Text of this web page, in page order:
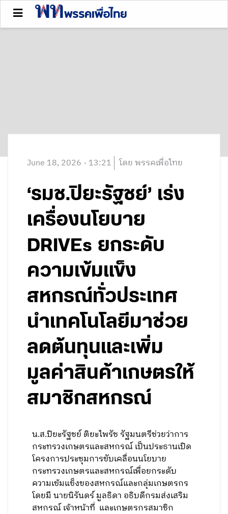
June 18, 2026 - 13:21 โดย พรรคเพื่อไทย
‘รมช.ปิยะรัฐชย์’ เร่ง
เครื่องนโยบาย
DRIVEs ยกระดับ
ความเข้มแข็ง
สหกรณ์ทั่วประเทศ
นำเทคโนโลยีมาช่วย
ลดต้นทุนและเพิ่ม
มูลค่าสินค้าเกษตรให้
สมาชิกสหกรณ์
น.ส.ปิยะรัฐชย์ ติยะไพรัช รัฐมนตรีช่วยว่าการ
กระทรวงเกษตรและสหกรณ์ เป็นประธานเปิด
โครงการประชุมการขับเคลื่อนนโยบาย
กระทรวงเกษตรและสหกรณ์เพื่อยกระดับ
ความเข้มแข็งของสหกรณ์และกลุ่มเกษตรกร
โดยมี นายนิรันดร์ มูลธิดา อธิบดีกรมส่งเสริม
สหกรณ์ เจ้าหน้าที่ และเกษตรกรสมาชิก